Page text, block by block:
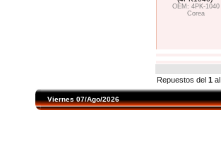
OEM: 4PK-1040
Corea
Repuestos del 1 al
Viernes 07/Ago/2026